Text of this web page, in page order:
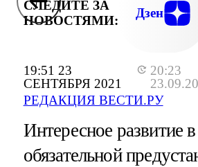
19:51 23
СЕНТЯБРЯ 2021
20:23
РЕДАКЦИЯ ВЕСТИ.РУ
СЛЕДИТЕ ЗА
НОВОСТЯМИ:
Дзен
Интересное развитие
обязательной